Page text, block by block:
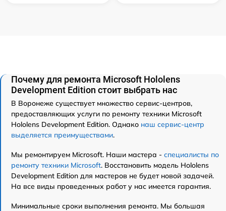
Почему для ремонта Microsoft Hololens
Development Edition стоит выбрать нас
В Воронеже существует множество сервис-центров,
предоставляющих услуги по ремонту техники Microsoft
Hololens Development Edition. Однако наш сервис-центр
выделяется преимуществами.
Мы ремонтируем Microsoft. Наши мастера - специалисты по
ремонту техники Microsoft. Восстановить модель Hololens
Development Edition для мастеров не будет новой задачей.
На все виды проведенных работ у нас имеется гарантия.
Минимальные сроки выполнения ремонта. Мы большая